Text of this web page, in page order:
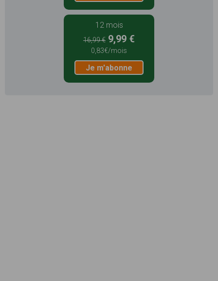
12 mois
16,99 € 9,99 €
0,83€/mois
Je m'abonne